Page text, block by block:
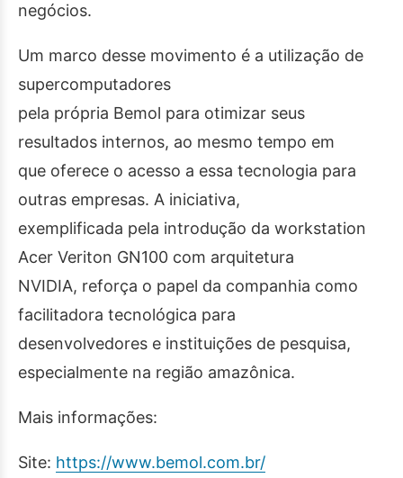
negócios.
Um marco desse movimento é a utilização de
supercomputadores
pela própria Bemol para otimizar seus
resultados internos, ao mesmo tempo em
que oferece o acesso a essa tecnologia para
outras empresas. A iniciativa,
exemplificada pela introdução da workstation
Acer Veriton GN100 com arquitetura
NVIDIA, reforça o papel da companhia como
facilitadora tecnológica para
desenvolvedores e instituições de pesquisa,
especialmente na região amazônica.
Mais informações:
Site: https://www.bemol.com.br/